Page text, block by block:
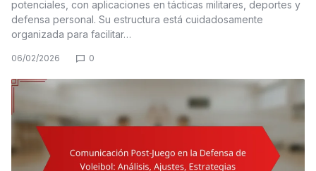
potenciales, con aplicaciones en tácticas militares, deportes y
defensa personal. Su estructura está cuidadosamente
organizada para facilitar…
06/02/2026 0